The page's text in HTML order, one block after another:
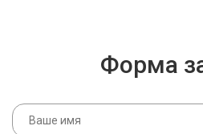
Форма